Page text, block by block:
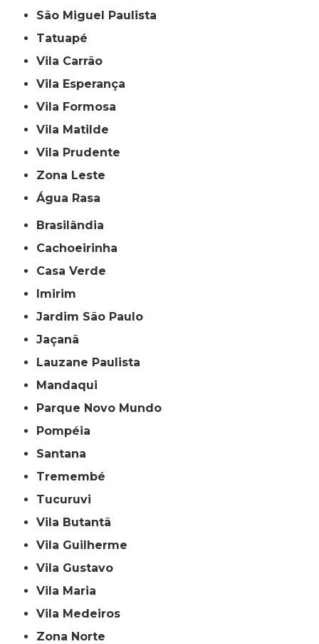
São Miguel Paulista
Tatuapé
Vila Carrão
Vila Esperança
Vila Formosa
Vila Matilde
Vila Prudente
Zona Leste
Água Rasa
Brasilândia
Cachoeirinha
Casa Verde
Imirim
Jardim São Paulo
Jaçanã
Lauzane Paulista
Mandaqui
Parque Novo Mundo
Pompéia
Santana
Tremembé
Tucuruvi
Vila Butantã
Vila Guilherme
Vila Gustavo
Vila Maria
Vila Medeiros
Zona Norte